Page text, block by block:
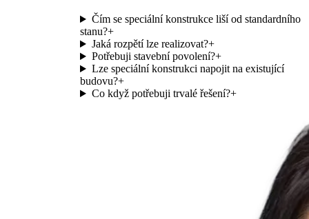
Čím se speciální konstrukce liší od standardního
stanu?+
Jaká rozpětí lze realizovat?+
Potřebuji stavební povolení?+
Lze speciální konstrukci napojit na existující
budovu?+
Co když potřebuji trvalé řešení?+